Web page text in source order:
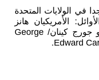
في الولايات المتحدة
الأمريكيان هانز
مورجنثاو/ Hans Morgenthau و جورج كينان/ George